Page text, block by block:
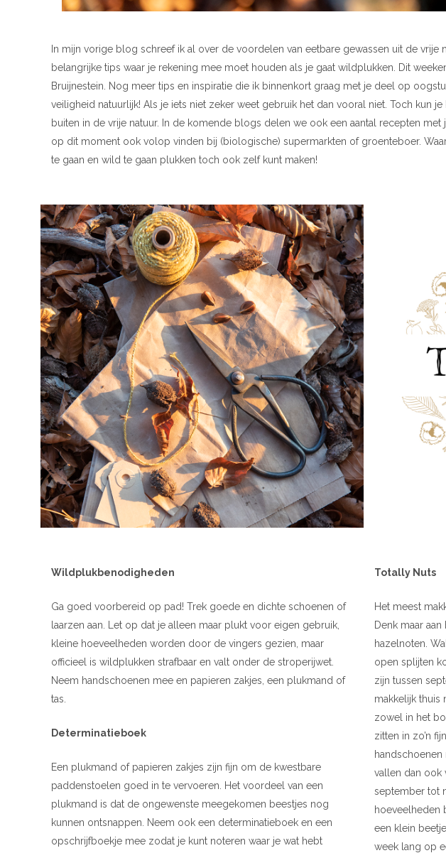
In mijn vorige blog schreef ik al over de voordelen van eetbare gewassen uit de vrije
belangrijke tips waar je rekening mee moet houden als je gaat wildplukken. Dit
Bruijnestein. Nog meer tips en inspiratie die ik binnenkort graag met je deel op
veiligheid natuurlijk! Als je iets niet zeker weet gebruik het dan vooral niet. Toch kun
buiten in de vrije natuur. In de komende blogs delen we ook een aantal recepten
op dit moment ook volop vinden bij (biologische) supermarkten of groenteboer.
te gaan en wild te gaan plukken toch ook zelf kunt maken!
Wildplukbenodigheden
Ga goed voorbereid op pad! Trek goede en dichte schoenen of
laarzen aan. Let op dat je alleen maar plukt voor eigen gebruik,
kleine hoeveelheden worden door de vingers gezien, maar
officieel is wildplukken strafbaar en valt onder de stroperijwet.
Neem handschoenen mee en papieren zakjes, een plukmand of
tas.
Determinatieboek
Een plukmand of papieren zakjes zijn fijn om de kwestbare
paddenstoelen goed in te vervoeren. Het voordeel van een
plukmand is dat de ongewenste meegekomen beestjes nog
kunnen ontsnappen. Neem ook een determinatieboek en een
opschrijfboekje mee zodat je kunt noteren waar je wat hebt
Totally Nuts
Het meest
Denk maar
hazelnoten.
open splijten
zijn tussen
makkelijk thuis
zowel in het
zitten in zo’n
handschoenen
vallen dan ook
september tot
hoeveelheden
een klein
week lang op